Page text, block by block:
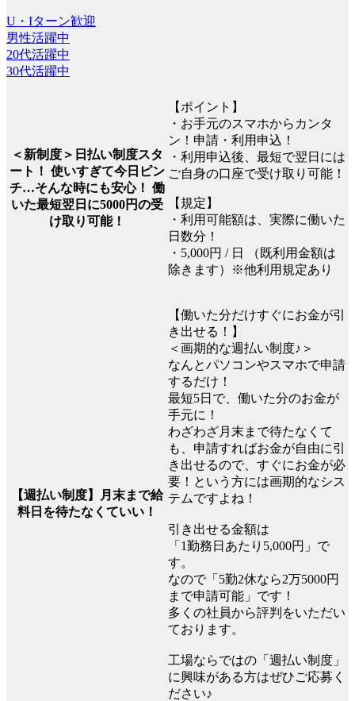
U・Iターン歓迎
男性活躍中
20代活躍中
30代活躍中
＜新制度＞日払い制度スタ
ート！ 使いすぎて今日ピン
チ…そんな時にも安心！ 働
いた最短翌日に5000円の受
け取り可能！
【ポイント】
・お手元のスマホからカンタ
ン！申請・利用申込！
・利用申込後、最短で翌日には
ご自身の口座で受け取り可能！
【規定】
・利用可能額は、実際に働いた
日数分！
・5,000円 / 日 （既利用金額は
除きます）※他利用規定あり
【週払い制度】月末まで給
料日を待たなくていい！
【働いた分だけすぐにお金が引
き出せる！】
＜画期的な週払い制度♪＞
なんとパソコンやスマホで申請
するだけ！
最短5日で、働いた分のお金が
手元に！
わざわざ月末まで待たなくて
も、申請すればお金が自由に引
き出せるので、すぐにお金が必
要！という方には画期的なシス
テムですよね！
引き出せる金額は
「1勤務日あたり5,000円」で
す。
なので「5勤2休なら2万5000円
まで申請可能」です！
多くの社員から評判をいただい
ております。
工場ならではの「週払い制度」
に興味がある方はぜひご応募く
ださい♪